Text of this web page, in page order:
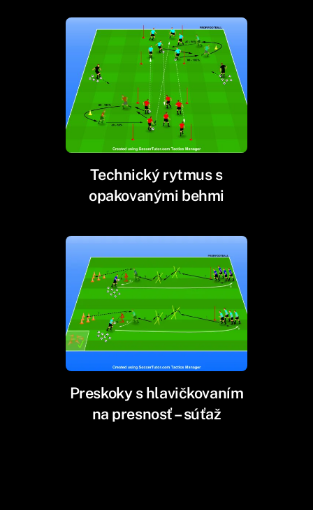
Technický rytmus s
opakovanými behmi
Preskoky s hlavičkovaním
na presnosť – súťaž